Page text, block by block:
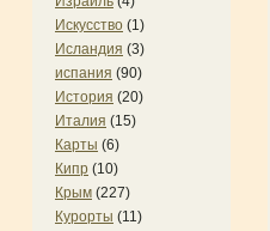
Искусство (1)
Исландия (3)
испания (90)
История (20)
Италия (15)
Карты (6)
Кипр (10)
Крым (227)
Курорты (11)